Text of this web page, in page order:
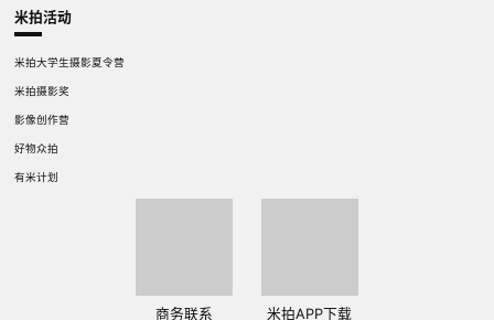
米拍活动
米拍大学生摄影夏令营
米拍摄影奖
影像创作营
好物众拍
有米计划
商务联系 米拍APP下载